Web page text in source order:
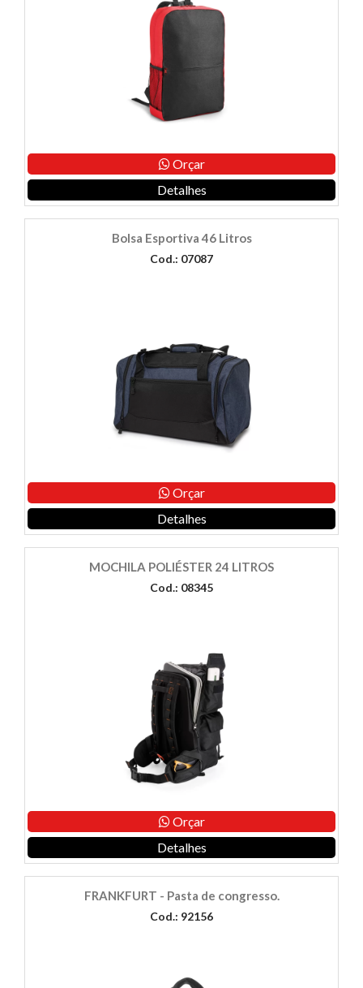
Orçar
Detalhes
Bolsa Esportiva 46 Litros
Cod.: 07087
Orçar
Detalhes
MOCHILA POLIÉSTER 24 LITROS
Cod.: 08345
Orçar
Detalhes
FRANKFURT - Pasta de congresso.
Cod.: 92156